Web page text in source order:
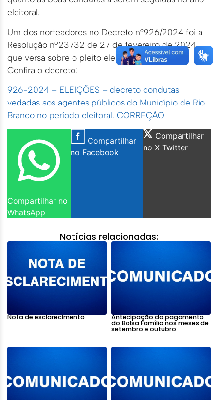
eleitoral.
Um dos norteadores no Decreto n°926/2024 foi a
Resolução nº23732 de 27 de fevereiro de 2024,
que versa sobre o pleito eleitoral desde ano.
Confira o decreto:
926-2024 – ELEIÇÕES – decreto condutas
vedadas aos agentes públicos do Município de Rio
Branco no período eleitoral. CORREÇÃO
Compartilhar no
WhatsApp
Compartilhar
no Facebook
Compartilhar
no X Twitter
Notícias relacionadas:
Nota de esclarecimento Antecipação do pagamento
do Bolsa Família nos meses de
setembro e outubro